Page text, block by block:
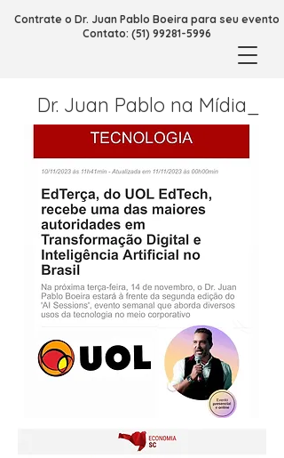
Contrate o Dr. Juan Pablo Boeira para seu evento
Contato: (51) 99281-5996
Dr. Juan Pablo na Mídia_